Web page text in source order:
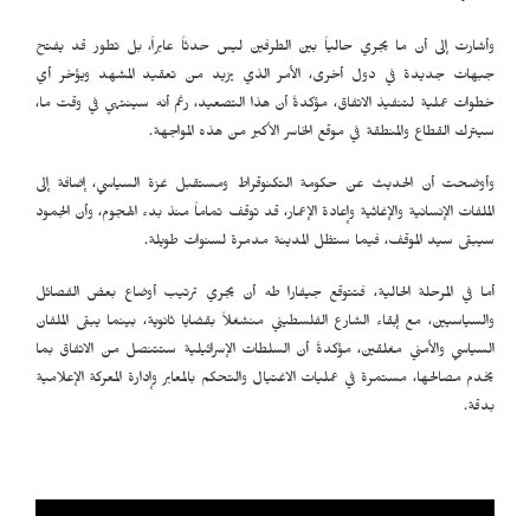
وأشارت إلى أن ما يجري حالياً بين الطرفين ليس حدثاً عابراً، بل تطور قد يفتح
جبهات جديدة في دول أخرى، الأمر الذي يزيد من تعقيد المشهد ويؤخر أي
خطوات عملية لتنفيذ الاتفاق، مؤكدةً أن هذا التصعيد، رغم أنه سينتهي في وقت ما،
سيترك القطاع والمنطقة في موقع الخاسر الأكبر من هذه المواجهة.
وأوضحت أن الحديث عن حكومة التكنوقراط ومستقبل غزة السياسي، إضافة إلى
الملفات الإنسانية والإغاثية وإعادة الإعمار، قد توقف تماماً منذ بدء الهجوم، وأن الجمود
سيبقى سيد الموقف، فيما ستظل المدينة مدمرة لسنوات طويلة.
أما في المرحلة الحالية، فتتوقع جيفارا طه أن يجري ترتيب أوضاع بعض الفصائل
والسياسيين، مع إبقاء الشارع الفلسطيني منشغلاً بقضايا ثانوية، بينما يبقى الملفان
السياسي والأمني مغلقين، مؤكدةً أن السلطات الإسرائيلية ستتنصل من الاتفاق بما
يخدم مصالحها، مستمرة في عمليات الاغتيال والتحكم بالمعابر وإدارة المعركة الإعلامية
بدقة.